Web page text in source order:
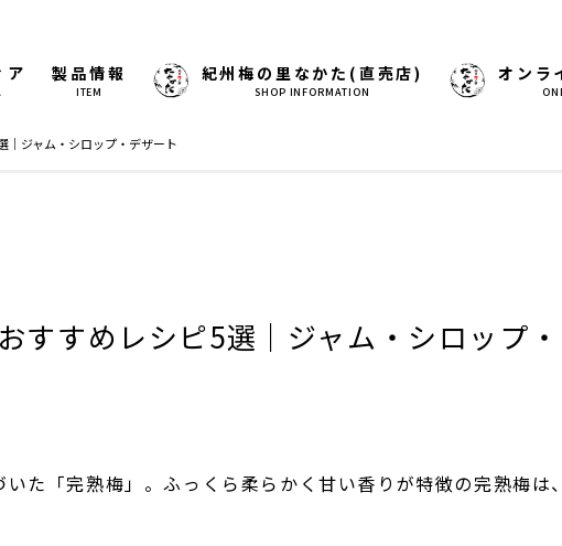
ア 製品情報
ITEM
紀州梅の里なかた(直売店)
SHOP INFORMATION
オンラ
｜ジャム・シロップ・デザート
すすめレシピ5選｜ジャム・シロップ
た「完熟梅」。ふっくら柔らかく甘い香りが特徴の完熟梅は